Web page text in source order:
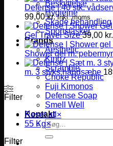
Beskyttelse
Hygiejne
Skade behandling
Sportstasker
Brands
Aesthetic
Kingz
Scramble
Choke Republic
Fuji Kimonos
Defense Soap
Smell Well
Kontakt
Søg
efter:
Defense | 40 stk.
99,00kr. Inkl. moms
Gel Travel Size 39,00 kr.
Shower gel m.
m. 3 styks håndsæbe
Filter
Reset all ×
55 Kg×
Filter